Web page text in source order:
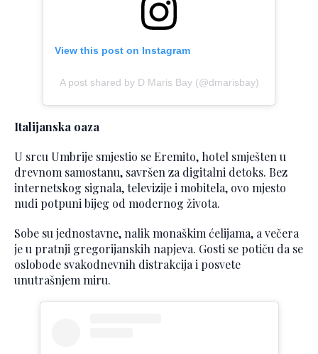
View this post on Instagram
A post shared by D Maris Bay (@dmarisbay)
Italijanska oaza
U srcu Umbrije smjestio se Eremito, hotel smješten u
drevnom samostanu, savršen za digitalni detoks. Bez
internetskog signala, televizije i mobitela, ovo mjesto
nudi potpuni bijeg od modernog života.
Sobe su jednostavne, nalik monaškim ćelijama, a večera
je u pratnji gregorijanskih napjeva. Gosti se potiču da se
oslobode svakodnevnih distrakcija i posvete
unutrašnjem miru.